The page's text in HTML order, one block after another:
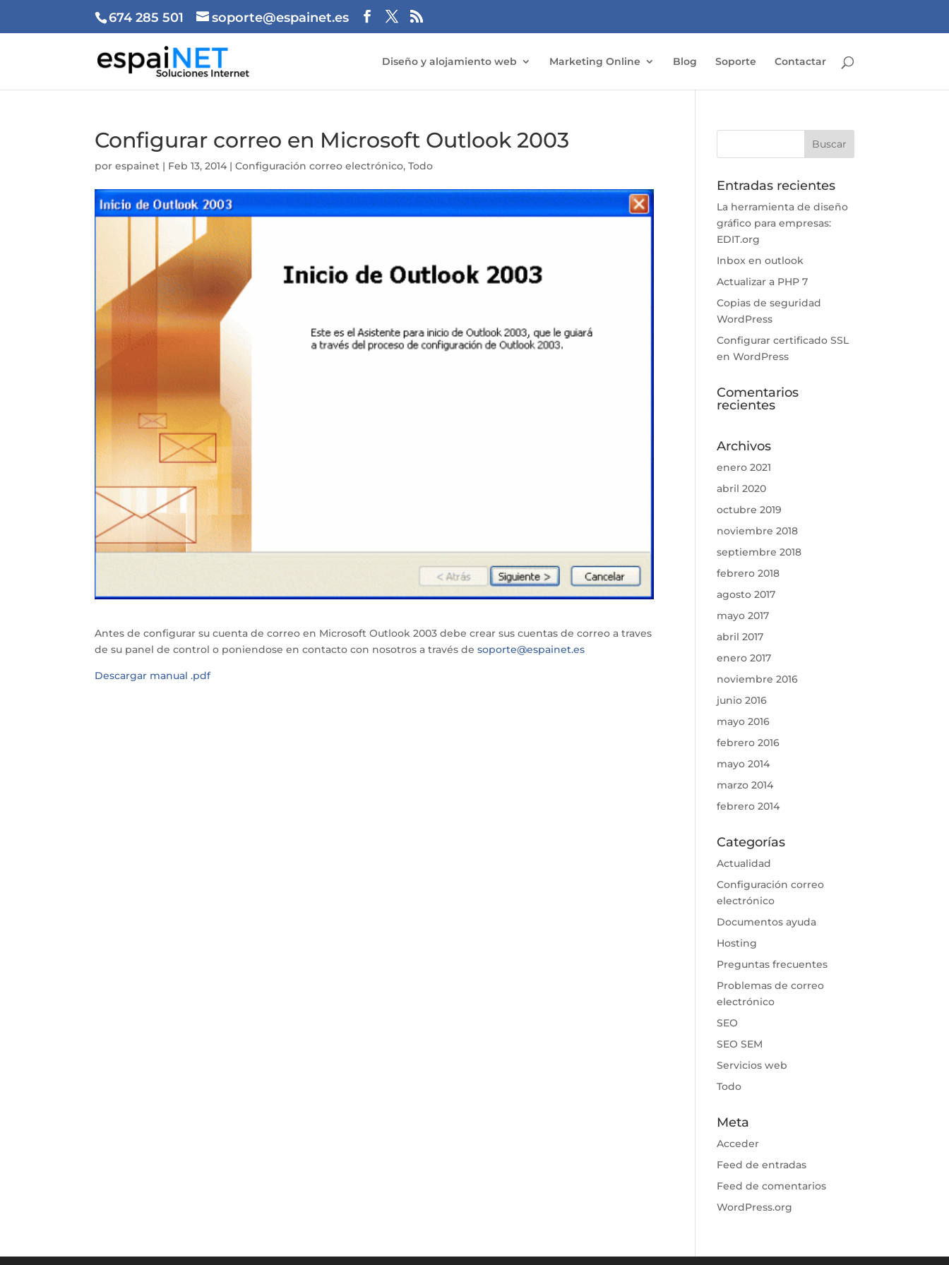
674 285 501 soporte@espainet.es
Diseño y alojamiento web Marketing Online Blog Soporte Contactar
Configurar correo en Microsoft Outlook 2003
porespainet | Feb 13, 2014 |Configuración correo electrónico,Todo
Antes de configurar su cuenta de correo en Microsoft Outlook 2003 debe crear sus cuentas de correo a traves
de su panel de control o poniendose en contacto con nosotros a través desoporte@espainet.es
Descargar manual .pdf
Entradas recientes
La herramienta de diseño
gráfico para empresas:
EDIT.org
Inbox en outlook
Actualizar a PHP 7
Copias de seguridad
WordPress
Configurar certificado SSL
en WordPress
Comentarios
recientes
Archivos
enero 2021
abril 2020
octubre 2019
noviembre 2018
septiembre 2018
febrero 2018
agosto 2017
mayo 2017
abril 2017
enero 2017
noviembre 2016
junio 2016
mayo 2016
febrero 2016
mayo 2014
marzo 2014
febrero 2014
Categorías
Actualidad
Configuración correo
electrónico
Documentos ayuda
Hosting
Preguntas frecuentes
Problemas de correo
electrónico
SEO
SEO SEM
Servicios web
Todo
Meta
Acceder
Feed de entradas
Feed de comentarios
WordPress.org